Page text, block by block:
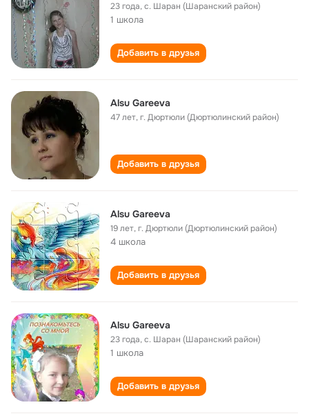
23 года,с. Шаран (Шаранский район)
1 школа
Добавить в друзья
Alsu Gareeva
47 лет,г. Дюртюли (Дюртюлинский район)
Добавить в друзья
Alsu Gareeva
19 лет,г. Дюртюли (Дюртюлинский район)
4 школа
Добавить в друзья
Alsu Gareeva
23 года,с. Шаран (Шаранский район)
1 школа
Добавить в друзья